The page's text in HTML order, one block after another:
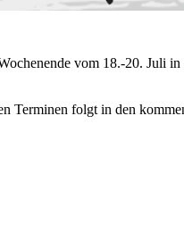
vom 18.-20. Juli
Terminen folgt in den